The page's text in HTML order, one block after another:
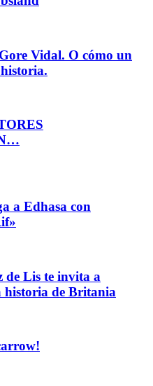
Vidal. O cómo un
a Edhasa con
de Lis te invita a
de Britania